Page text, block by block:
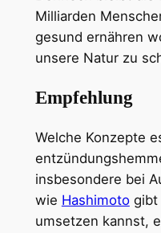
Milliarden
gesund ernähren
unsere Natur zu
Empfehlung
Welche Konzepte
insbesondere bei
wie Hashimotogibt
umsetzen kannst,